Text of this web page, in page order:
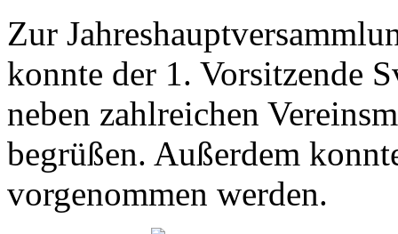
Zur
konnte der 1. Vorsitzende
neben zahlreichen
begrüßen. Außerdem
vorgenommen werden.